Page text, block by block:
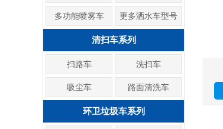
多功能喷雾车 更多洒水车型号
清扫车系列
扫路车 洗扫车
吸尘车 路面清洗车
环卫垃圾车系列